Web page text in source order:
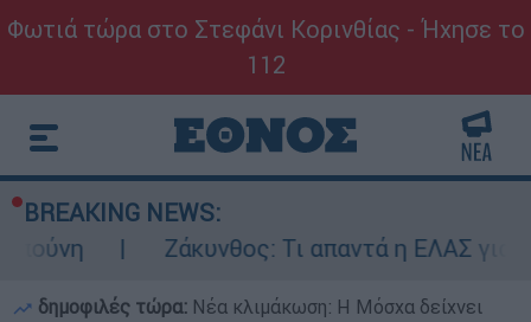
Φωτιά τώρα στο Στεφάνι Κορινθίας - Ήχησε το
112
BREAKING NEWS:
Ζάκυνθος: Τι απαντά η ΕΛΑΣ για τους 8
δημοφιλές τώρα: Νέα κλιμάκωση: Η Μόσχα δείχνει